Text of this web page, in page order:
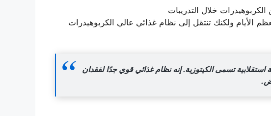
خلال التدريبات
الأيام ولكنك تنتقل إلى نظام غذائي عالي الكربوهيدرات
تسمى الكيتوزية. إنه نظام غذائي قوي جدًا لفقدان